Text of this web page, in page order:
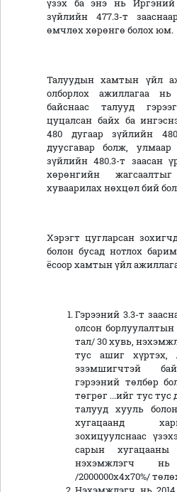
үзэх ба энэ нь
зүйлийн 477.3-т
өмчлөх хөрөнгө болох юм.
Талуудын хамтын үйл
олборлох ажиллагаа
байснаас талууд
цуцалсан байх ба
480 дугаар зүйлийн
дуусгавар болж,
зүйлийн 480.3-т заасан
хөрөнгийн
хуваарилах нөхцөл бий
Хэрэгт цугларсан
болон бусад нотлох
ёсоор хамтын үйл
Гэрээний 3.3-т
олсон
тал/ 30 хувь,
тус ашиг хүртэх,
эзэмшигчтэй
гэрээний төлбөр
төгрөг ...ийг тус тус
талууд хууль
хугацаанд
зохицуулснаас
сарын хугацааны
нэхэмжлэгч
/2000000х4х70%/